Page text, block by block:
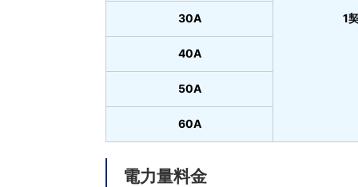
1
30A
40A
50A
60A
電力量料金